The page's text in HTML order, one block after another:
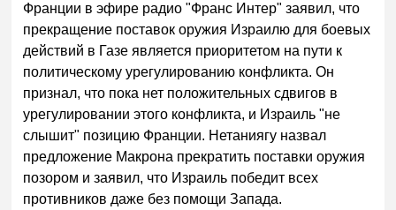
Франции в эфире радио "Франс Интер" заявил, что
прекращение поставок оружия Израилю для боевых
действий в Газе является приоритетом на пути к
политическому урегулированию конфликта. Он
признал, что пока нет положительных сдвигов в
урегулировании этого конфликта, и Израиль "не
слышит" позицию Франции. Нетаниягу назвал
предложение Макрона прекратить поставки оружия
позором и заявил, что Израиль победит всех
противников даже без помощи Запада.